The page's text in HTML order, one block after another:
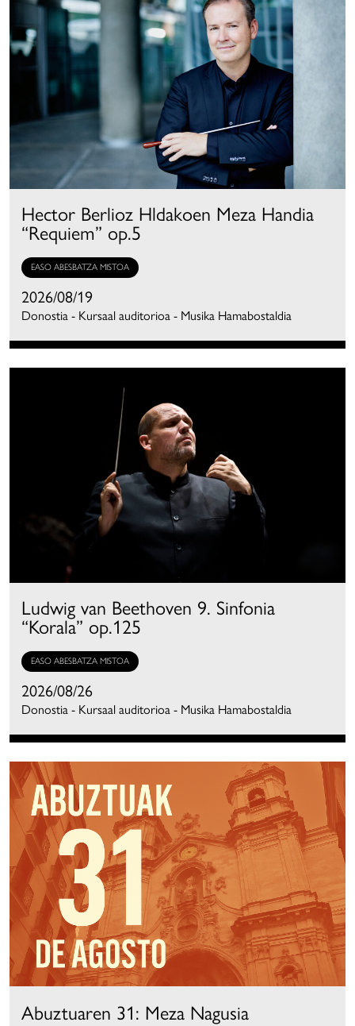
Hector Berlioz Hldakoen Meza Handia
“Requiem” op.5
EASO ABESBATZA MISTOA
2026/08/19
Donostia - Kursaal auditorioa - Musika Hamabostaldia
Ludwig van Beethoven 9. Sinfonia
“Korala” op.125
EASO ABESBATZA MISTOA
2026/08/26
Donostia - Kursaal auditorioa - Musika Hamabostaldia
Abuztuaren 31: Meza Nagusia